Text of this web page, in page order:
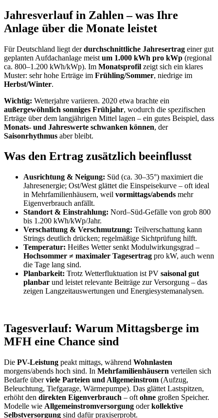
Jahresverlauf in Zahlen – was Ihre
Anlage über die Monate leistet
Für Deutschland liegt derdurchschnittliche Jahresertrag einer gut
geplanten Aufdachanlage meist um 1.000 kWh pro kWp (regional
ca. 800–1.200 kWh/kWp). Im Monatsprofil zeigt sich ein klares
Muster: sehr hohe Erträge im Frühling/Sommer, niedrige im
Herbst/Winter.
Wichtig: Wetterjahre variieren. 2020 etwa brachte ein
außergewöhnlich sonniges Frühjahr, wodurch die spezifischen
Erträge über dem langjährigen Mittel lagen – ein gutes Beispiel, dass
Monats- und Jahreswerte schwanken können, der
Saisonrhythmus aber bleibt.
Was den Ertrag zusätzlich beeinflusst
Ausrichtung & Neigung: Süd (ca. 30–35°) maximiert die
Jahresenergie; Ost/West glättet die Einspeisekurve – oft ideal
in Mehrfamilienhäusern, weil vormittags/abends mehr
Eigenverbrauch anfällt.
Standort & Einstrahlung: Nord–Süd-Gefälle von grob 800
bis 1.200 kWh/kWp/Jahr.
Verschattung & Verschmutzung: Teilverschattung kann
Strings deutlich drücken; regelmäßige Sichtprüfung hilft.
Temperatur: Heißes Wetter senkt Modulwirkungsgrad –
Hochsommer ≠ maximaler Tagesertrag pro kW, auch wenn
die Tage lang sind.
Planbarkeit: Trotz Wetterfluktuation ist PV saisonal gut
planbar und leistet relevante Beiträge zur Versorgung – das
zeigen Langzeitauswertungen und Energiesystemanalysen.
Tagesverlauf: Warum Mittagsberge im
MFH eine Chance sind
Die PV-Leistung peakt mittags, während Wohnlasten
morgens/abends hoch sind. In Mehrfamilienhäusern verteilen sich
Bedarfe überviele Parteien und Allgemeinstrom (Aufzug,
Beleuchtung, Tiefgarage, Wärmepumpe). Das glättet Lastspitzen,
erhöht den direkten Eigenverbrauch – oft ohne großen Speicher.
Modelle wie Allgemeinstromversorgung oderkollektive
Selbstversorgung sind dafür praxiserprobt.